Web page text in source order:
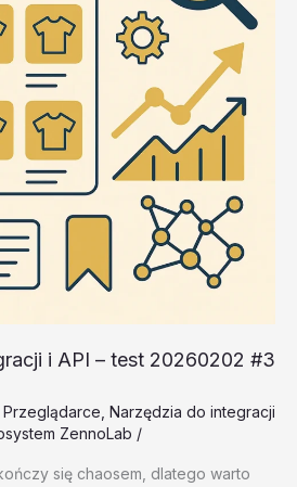
i API – test 20260202 #3
Narzędzia do integracji
ZennoLab /
się chaosem, dlatego warto